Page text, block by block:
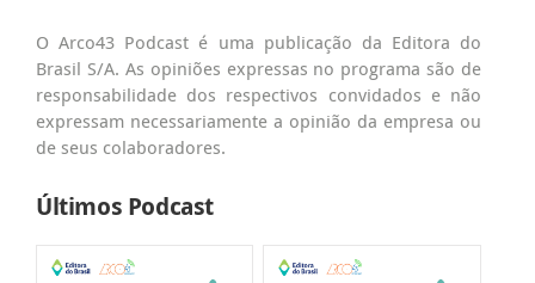
O Arco43 Podcast é uma publicação da Editora do
Brasil S/A. As opiniões expressas no programa são de
responsabilidade dos respectivos convidados e não
expressam necessariamente a opinião da empresa ou
de seus colaboradores.
Últimos Podcast